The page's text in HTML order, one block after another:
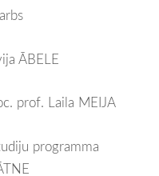
ĀBELE
prof. Laila MEIJA
programma